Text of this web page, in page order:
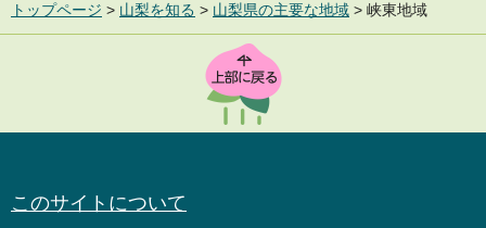
トップページ > 山梨を知る > 山梨県の主要な地域 > 峡東地域
TOP
このサイトについて